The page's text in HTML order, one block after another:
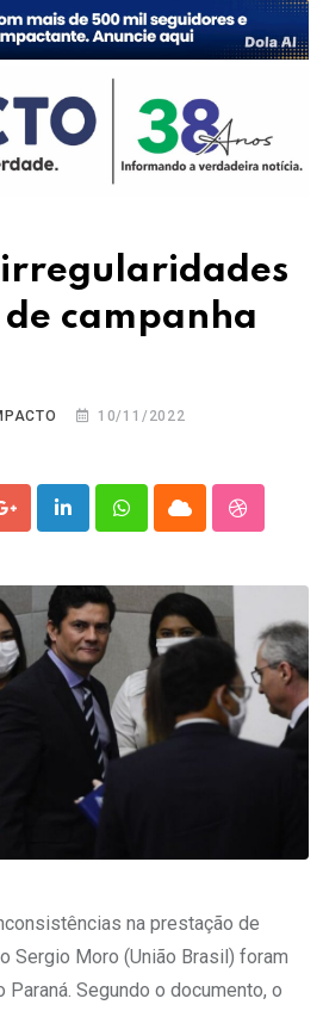
irregularidades
de campanha
10/11/2022
Google+LinkedInWhatsappCloud
na prestação de
Sergio Moro (União Brasil) foram
Segundo o documento, o